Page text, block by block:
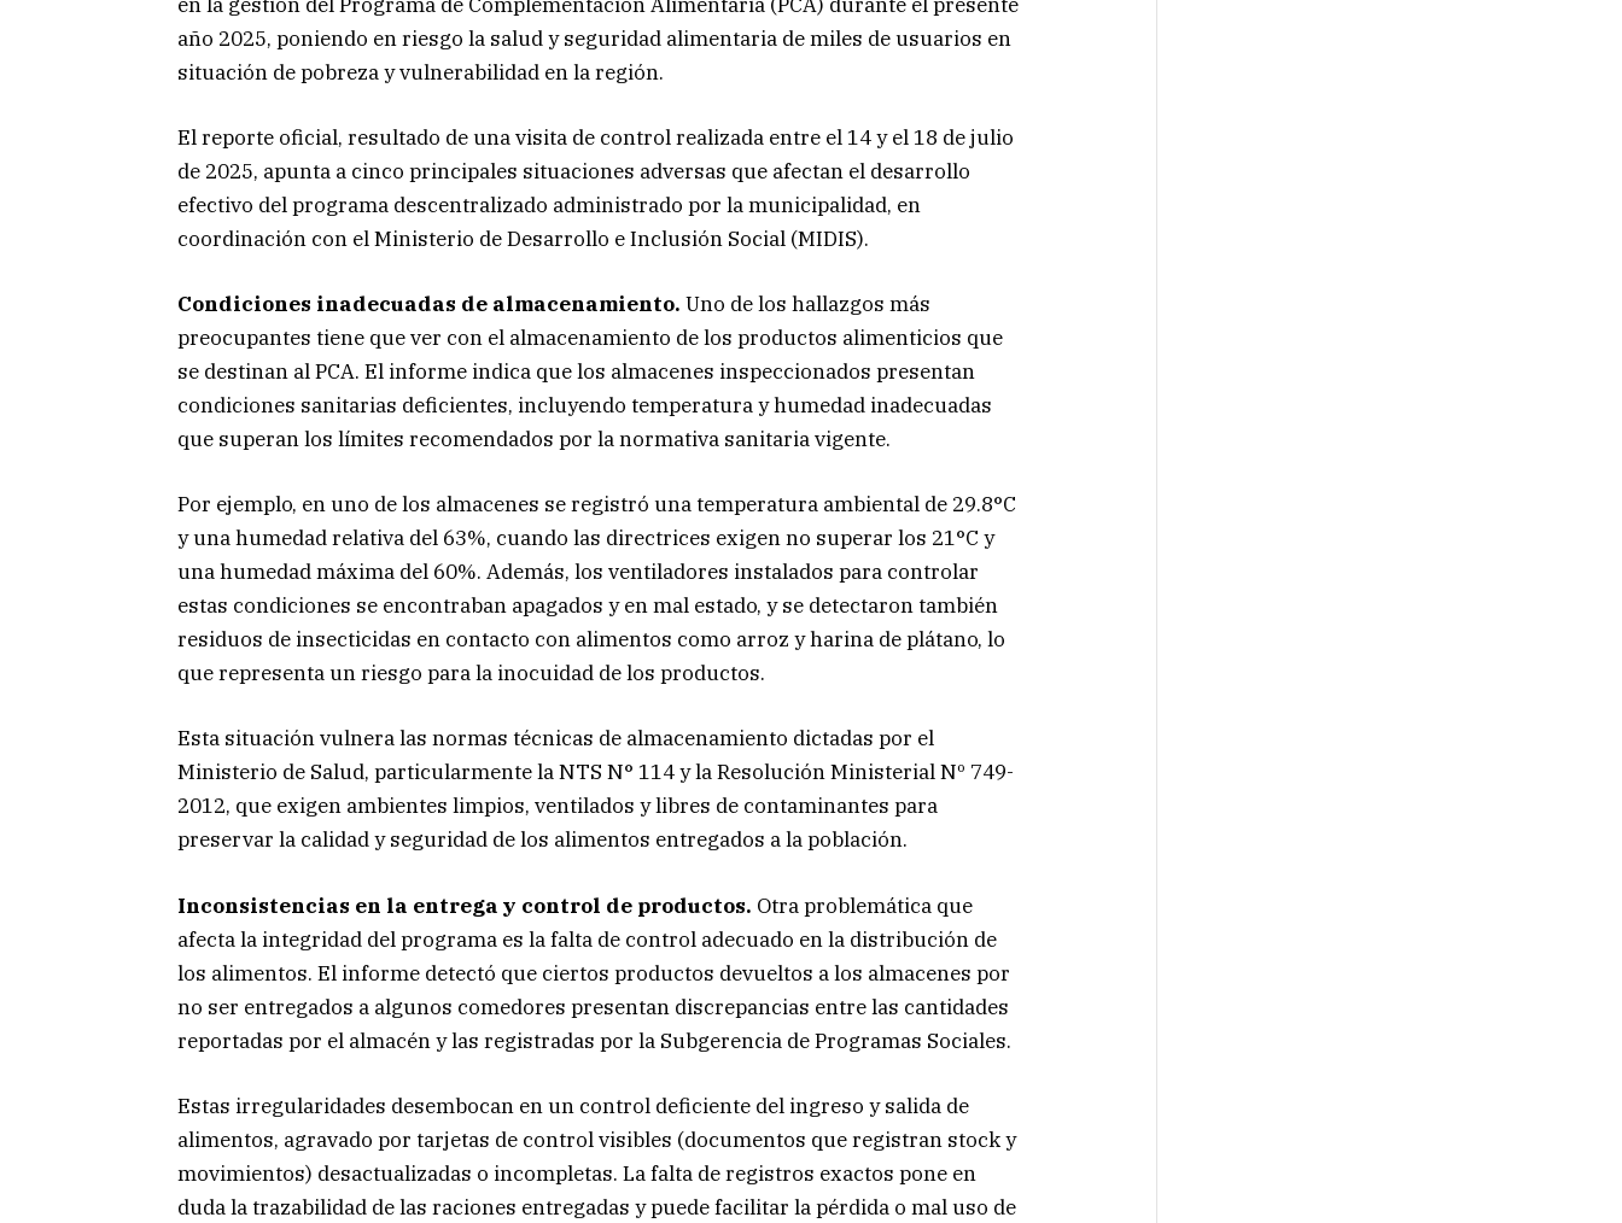
año 2025, poniendo en riesgo la salud y seguridad alimentaria de miles de usuarios en
situación de pobreza y vulnerabilidad en la región.
El reporte oficial, resultado de una visita de control realizada entre el 14 y el 18 de julio
de 2025, apunta a cinco principales situaciones adversas que afectan el desarrollo
efectivo del programa descentralizado administrado por la municipalidad, en
coordinación con el Ministerio de Desarrollo e Inclusión Social (MIDIS).
Condiciones inadecuadas de almacenamiento. Uno de los hallazgos más
preocupantes tiene que ver con el almacenamiento de los productos alimenticios que
se destinan al PCA. El informe indica que los almacenes inspeccionados presentan
condiciones sanitarias deficientes, incluyendo temperatura y humedad inadecuadas
que superan los límites recomendados por la normativa sanitaria vigente.
Por ejemplo, en uno de los almacenes se registró una temperatura ambiental de 29.8°C
y una humedad relativa del 63%, cuando las directrices exigen no superar los 21°C y
una humedad máxima del 60%. Además, los ventiladores instalados para controlar
estas condiciones se encontraban apagados y en mal estado, y se detectaron también
residuos de insecticidas en contacto con alimentos como arroz y harina de plátano, lo
que representa un riesgo para la inocuidad de los productos.
Esta situación vulnera las normas técnicas de almacenamiento dictadas por el
Ministerio de Salud, particularmente la NTS N° 114 y la Resolución Ministerial Nº 749-
2012, que exigen ambientes limpios, ventilados y libres de contaminantes para
preservar la calidad y seguridad de los alimentos entregados a la población.
Inconsistencias en la entrega y control de productos. Otra problemática que
afecta la integridad del programa es la falta de control adecuado en la distribución de
los alimentos. El informe detectó que ciertos productos devueltos a los almacenes por
no ser entregados a algunos comedores presentan discrepancias entre las cantidades
reportadas por el almacén y las registradas por la Subgerencia de Programas Sociales.
Estas irregularidades desembocan en un control deficiente del ingreso y salida de
alimentos, agravado por tarjetas de control visibles (documentos que registran stock y
movimientos) desactualizadas o incompletas. La falta de registros exactos pone en
duda la trazabilidad de las raciones entregadas y puede facilitar la pérdida o mal uso de